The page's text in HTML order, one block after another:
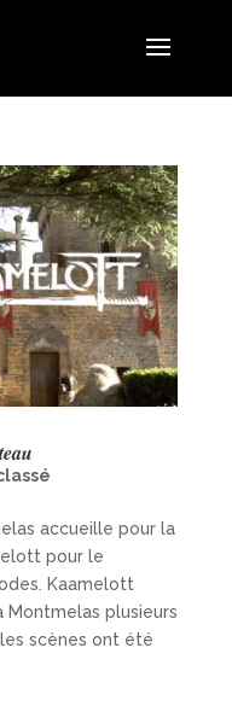
accueille pour la
pour le
Kaamelott
Montmelas plusieurs
scènes ont été